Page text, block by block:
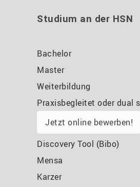
Studium an der HSN
Bachelor
Master
Weiterbildung
Praxisbegleitet oder dual
Jetzt online bewerben!
Discovery Tool (Bibo)
Mensa
Karzer